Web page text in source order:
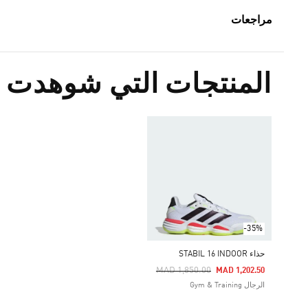
مراجعات
المنتجات التي شوهدت
-35%
حذاء STABIL 16 INDOOR
Price Reduced From
MAD 1,850.00
To MAD 1,202.50
الرجال Gym & Training